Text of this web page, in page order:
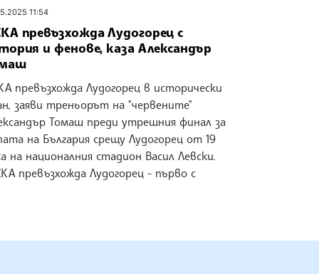
11:54
превъзхожда Лудогорец с
и фенове, каза Александър
превъзхожда Лудогорец в исторически
заяви треньорът на "червените"
Томаш преди утрешния финал за
на България срещу Лудогорец от 19
на националния стадион Васил Левски.
превъзхожда Лудогорец - първо с